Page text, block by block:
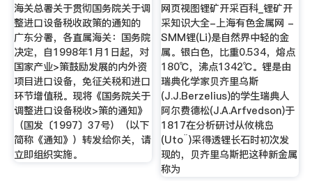
海关总署关于贯彻国务院关于调
整进口设备税收政策的通知的
广东分署，各直属海关：国务院
决定，自1998年1月1日起，对
国家产业>策鼓励发展的内外资
项目进口设备，免征关税和进口
环节增值税。现将《国务院关于
调整进口设备税收>策的通知》
（国发〔1997〕37号）（以下
简称《通知》）转发给你关，请
立即组织实施。
网页视图锂矿开采百科_锂矿开
采知识大全-上海有色金属网 -
SMM锂(Li)是自然界中轻的金
属。银白色，比重0.534，熔点
180℃，沸点1342℃。锂是由
瑞典化学家贝齐里乌斯
(J.J.Berzelius)的学生瑞典人
阿尔费德松(J.A.Arfvedson)于
1817在分析研讨从攸桃岛
(Uto¨)采得透锂长石时初次发
现的，贝齐里乌斯把这种新金属
称为